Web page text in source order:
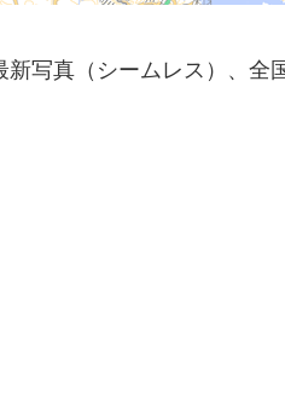
新写真（シームレス）、全